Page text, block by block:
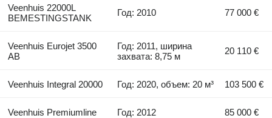
Veenhuis 22000L
BEMESTINGSTANK
Год: 2010 77 000 €
Veenhuis Eurojet 3500
AB
Год: 2011, ширина
захвата: 8,75 м
20 110 €
Veenhuis Integral 20000 Год: 2020, объем: 20 м³ 103 500 €
Veenhuis Premiumline Год: 2012 85 000 €